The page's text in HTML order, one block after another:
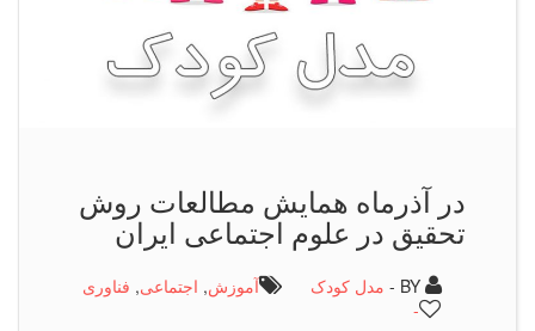
در آذرماه همایش مطالعات روش
تحقیق در علوم اجتماعی ایران
مدل کودک آموزش,اجتماعی ,فناوری